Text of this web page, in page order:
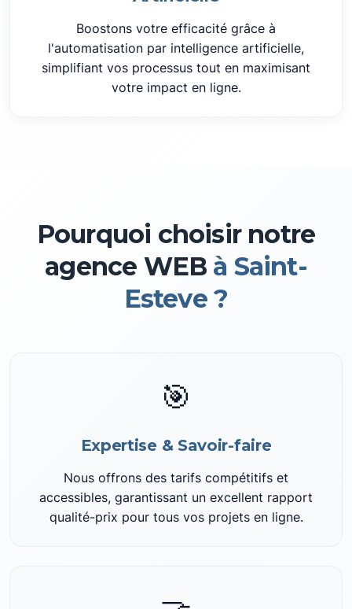
Boostons votre efficacité grâce à
l'automatisation par intelligence artificielle,
simplifiant vos processus tout en maximisant
votre impact en ligne.
Pourquoi choisir notre
agence WEB à Saint-
Esteve ?
🎯
Expertise & Savoir-faire
Nous offrons des tarifs compétitifs et
accessibles, garantissant un excellent rapport
qualité-prix pour tous vos projets en ligne.